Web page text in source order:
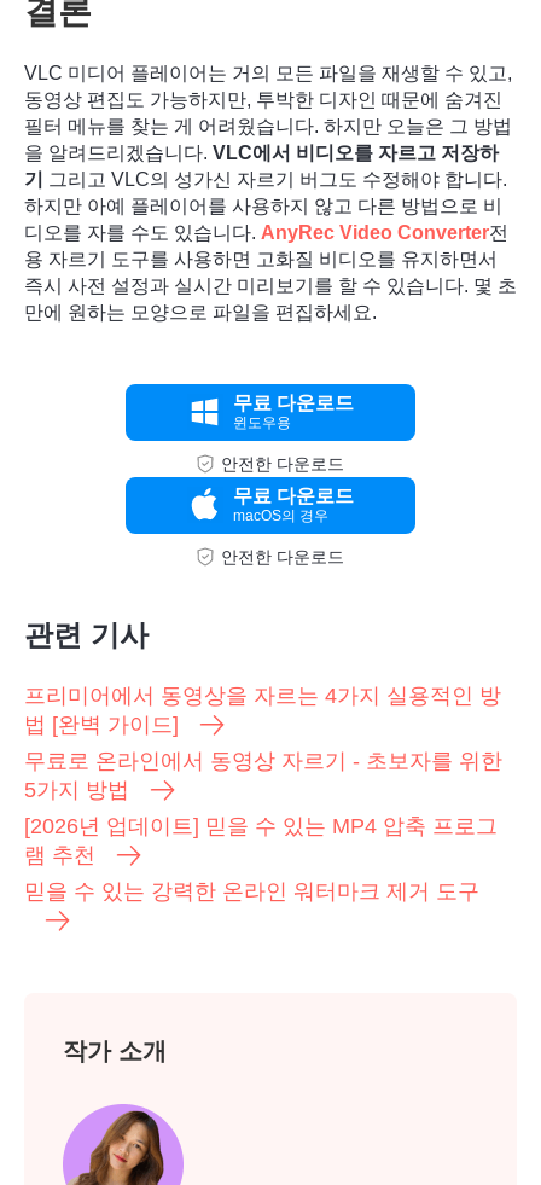
결론
VLC 미디어 플레이어는 거의 모든 파일을 재생할 수 있고,
동영상 편집도 가능하지만, 투박한 디자인 때문에 숨겨진
필터 메뉴를 찾는 게 어려웠습니다. 하지만 오늘은 그 방법
을 알려드리겠습니다. VLC에서 비디오를 자르고 저장하
기
그리고 VLC의 성가신 자르기 버그도 수정해야 합니다.
하지만 아예 플레이어를 사용하지 않고 다른 방법으로 비
디오를 자를 수도 있습니다. AnyRec Video Converter전
용 자르기 도구를 사용하면 고화질 비디오를 유지하면서
즉시 사전 설정과 실시간 미리보기를 할 수 있습니다. 몇 초
만에 원하는 모양으로 파일을 편집하세요.
무료 다운로드
윈도우용
안전한 다운로드
무료 다운로드
macOS의 경우
안전한 다운로드
관련 기사
프리미어에서 동영상을 자르는 4가지 실용적인 방
법 [완벽 가이드]
무료로 온라인에서 동영상 자르기 - 초보자를 위한
5가지 방법
[2026년 업데이트] 믿을 수 있는 MP4 압축 프로그
램 추천
믿을 수 있는 강력한 온라인 워터마크 제거 도구
작가 소개